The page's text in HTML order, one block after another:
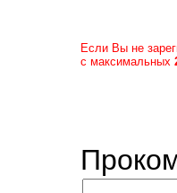
Если Вы не
с максимальных